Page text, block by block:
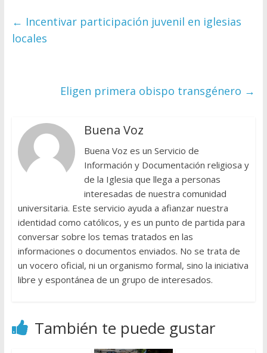
← Incentivar participación juvenil en iglesias
locales
Eligen primera obispo transgénero →
Buena Voz
Buena Voz es un Servicio de
Información y Documentación religiosa y
de la Iglesia que llega a personas
interesadas de nuestra comunidad
universitaria. Este servicio ayuda a afianzar nuestra
identidad como católicos, y es un punto de partida para
conversar sobre los temas tratados en las
informaciones o documentos enviados. No se trata de
un vocero oficial, ni un organismo formal, sino la iniciativa
libre y espontánea de un grupo de interesados.
También te puede gustar